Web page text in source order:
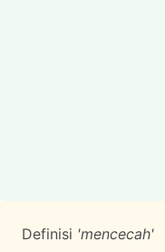
Definisi 'mencecah'